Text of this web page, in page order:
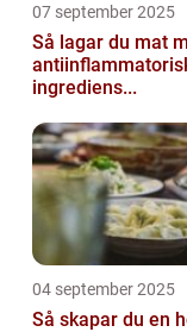
07 september 2025
Så lagar du mat
ingrediens...
04 september 2025
Så skapar du en